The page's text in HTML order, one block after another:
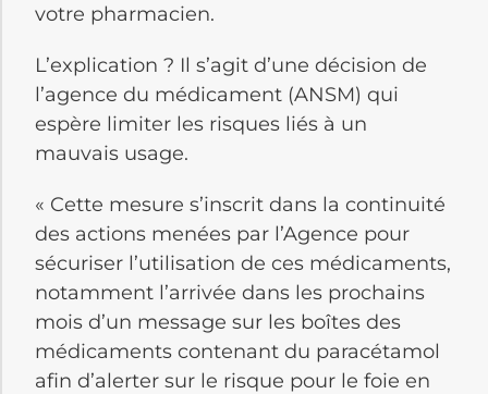
votre pharmacien.
L’explication ? Il s’agit d’une décision de
l’agence du médicament (ANSM) qui
espère limiter les risques liés à un
mauvais usage.
« Cette mesure s’inscrit dans la continuité
des actions menées par l’Agence pour
sécuriser l’utilisation de ces médicaments,
notamment l’arrivée dans les prochains
mois d’un message sur les boîtes des
médicaments contenant du paracétamol
afin d’alerter sur le risque pour le foie en